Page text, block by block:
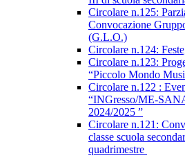
Circolare n.125:
Convocazione
(G.L.O.)
Circolare n.124:
Circolare n.123:
“Piccolo Mondo
Circolare n.122 :
“INGresso/ME-
2024/2025 ”
Circolare n.121:
classe scuola
quadrimestre